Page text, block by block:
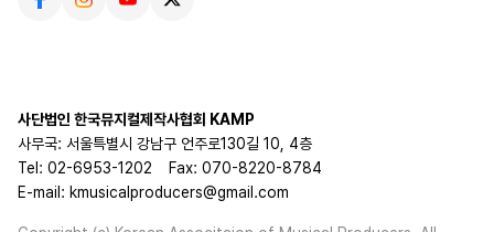
사단법인 한국뮤지컬제작사협회 KAMP
사무국: 서울특별시 강남구 언주로130길 10, 4층
Tel: 02-6953-1202
Fax: 070-8220-8784
E-mail: kmusicalproducers@gmail.com